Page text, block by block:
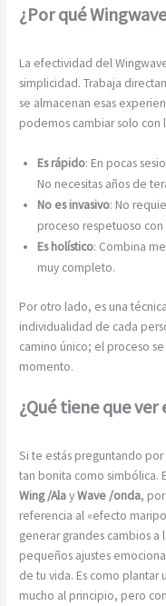
¿Por qué
La efectividad del
simplicidad. Trabaja
se almacenan esas
podemos cambiar solo con
Es rápido: En pocas
No necesitas años de
No es invasivo: No
proceso respetuoso
Es holístico: Combina
muy completo.
Por otro lado, es una
individualidad de cada
camino único; el proceso
momento.
¿Qué tiene que
Si te estás preguntando
tan bonita como simbólica.
Wing /AlayWave /onda,
referencia al «efecto
generar grandes cambios a
pequeños ajustes
de tu vida. Es como plantar
mucho al principio, pero